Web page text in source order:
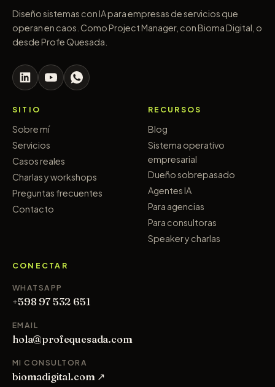
Diseño sistemas con IA para empresas de servicios que
operan en caos. Como Project Manager, con Bioma Digital, o
desde Profe Quesada.
SITIO
Sobre mí
Servicios
Casos reales
Charlas y workshops
Preguntas frecuentes
Contacto
RECURSOS
Blog
Sistema operativo
empresarial
Dueño sobrepasado
Agentes IA
Para agencias
Para consultoras
Speaker y charlas
CONECTAR
WHATSAPP
+598 97 532 651
EMAIL
hola@profequesada.com
MI CONSULTORA
biomadigital.com ↗